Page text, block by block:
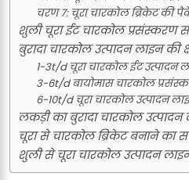
चरण 7: चूरा चारकोल ब्रिकेट की
शुली चूरा ईट चारकोल प्रसंस्करण
बुरादा चारकोल उत्पादन लाइन की
1-3t/d चूरा चारकोल ईट उत्पादन
3-6t/d बायोमास चारकोल
6-10t/d चूरा चारकोल उत्पादन
लकड़ी का बुरादा चारकोल
चूरा से चारकोल ब्रिकेट बनाने का
शुली से चूरा चारकोल उत्पादन